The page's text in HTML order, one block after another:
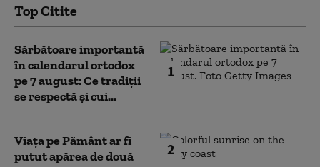
Top Citite
1
Sărbătoare importantă
în calendarul ortodox
pe 7 august: Ce tradiții
se respectă și cui...
2
Viața pe Pământ ar fi
putut apărea de două